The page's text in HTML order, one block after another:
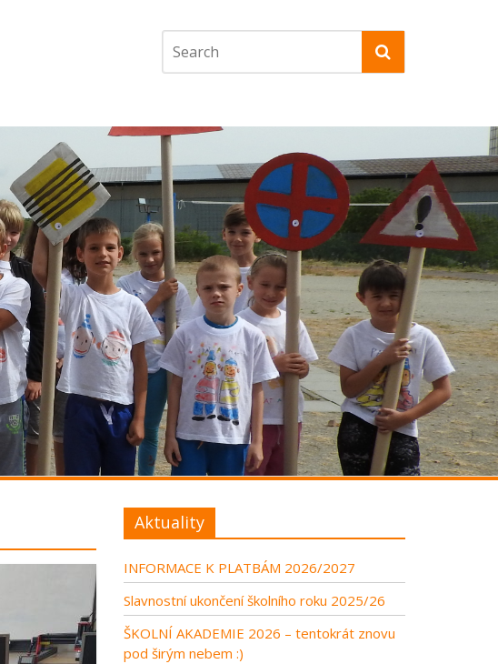
Aktuality
INFORMACE K PLATBÁM 2026/2027
Slavnostní ukončení školního roku 2025/26
ŠKOLNÍ AKADEMIE 2026 – tentokrát znovu
pod širým nebem :)